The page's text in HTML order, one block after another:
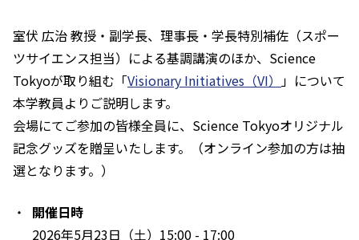
室伏 広治 教授・副学長、理事長・学長特別補佐（スポー
ツサイエンス担当）による基調講演のほか、Science
Tokyoが取り組む「Visionary Initiatives（VI） 」について
本学教員よりご説明します。
会場にてご参加の皆様全員に、Science Tokyoオリジナル
記念グッズを贈呈いたします。（オンライン参加の方は抽
選となります。）
開催日時
2026年5月23日（土）15:00 - 17:00